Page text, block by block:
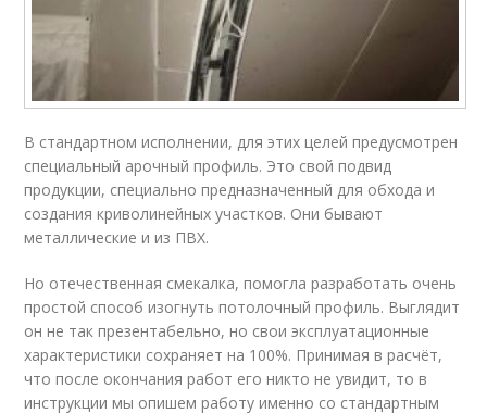
В стандартном исполнении, для этих целей предусмотрен
специальный арочный профиль. Это свой подвид
продукции, специально предназначенный для обхода и
создания криволинейных участков. Они бывают
металлические и из ПВХ.
Но отечественная смекалка, помогла разработать очень
простой способ изогнуть потолочный профиль. Выглядит
он не так презентабельно, но свои эксплуатационные
характеристики сохраняет на 100%. Принимая в расчёт,
что после окончания работ его никто не увидит, то в
инструкции мы опишем работу именно со стандартным